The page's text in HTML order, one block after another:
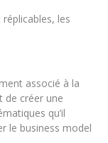
les
associé à la
de créer une
qu’il
le business model